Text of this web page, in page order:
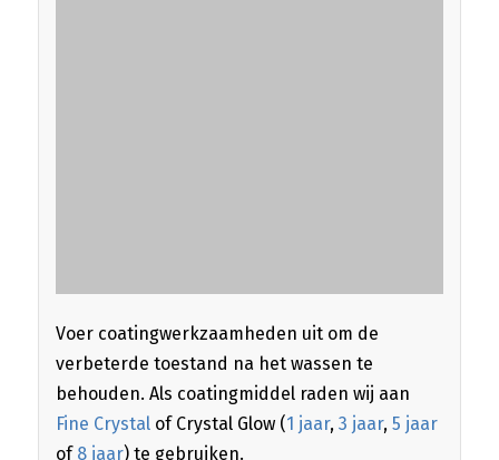
Voer coatingwerkzaamheden uit om de
verbeterde toestand na het wassen te
behouden. Als coatingmiddel raden wij aan
Fine Crystalof Crystal Glow (1 jaar, 3 jaar, 5 jaar
of 8 jaar) te gebruiken.